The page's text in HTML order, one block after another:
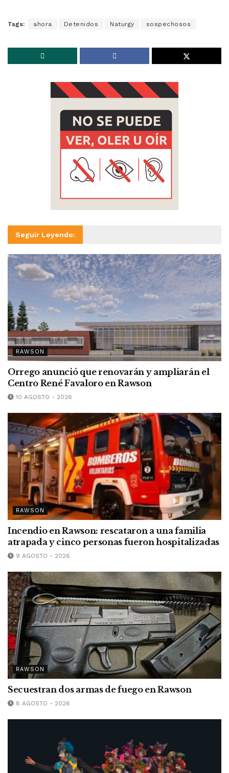
Tags: ahora Detenidos Naturgy sospechosos
Seguir Leyendo:
RAWSON
Orrego anunció que renovarán y ampliarán el
Centro René Favaloro en Rawson
10 AGOSTO - 2026
RAWSON
Incendio en Rawson: rescataron a una familia
atrapada y cinco personas fueron hospitalizadas
9 AGOSTO - 2026
RAWSON
Secuestran dos armas de fuego en Rawson
8 AGOSTO - 2026